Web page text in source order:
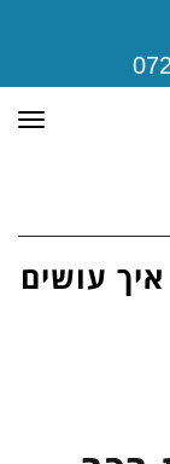
איך עושים